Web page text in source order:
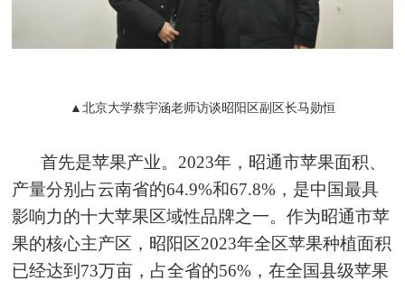
▲北京大学蔡宇涵老师访谈昭阳区副区长马勋恒
首先是苹果产业。2023年，昭通市苹果面积、
产量分别占云南省的64.9%和67.8%，是中国最具
影响力的十大苹果区域性品牌之一。作为昭通市苹
果的核心主产区，昭阳区2023年全区苹果种植面积
已经达到73万亩，占全省的56%，在全国县级苹果